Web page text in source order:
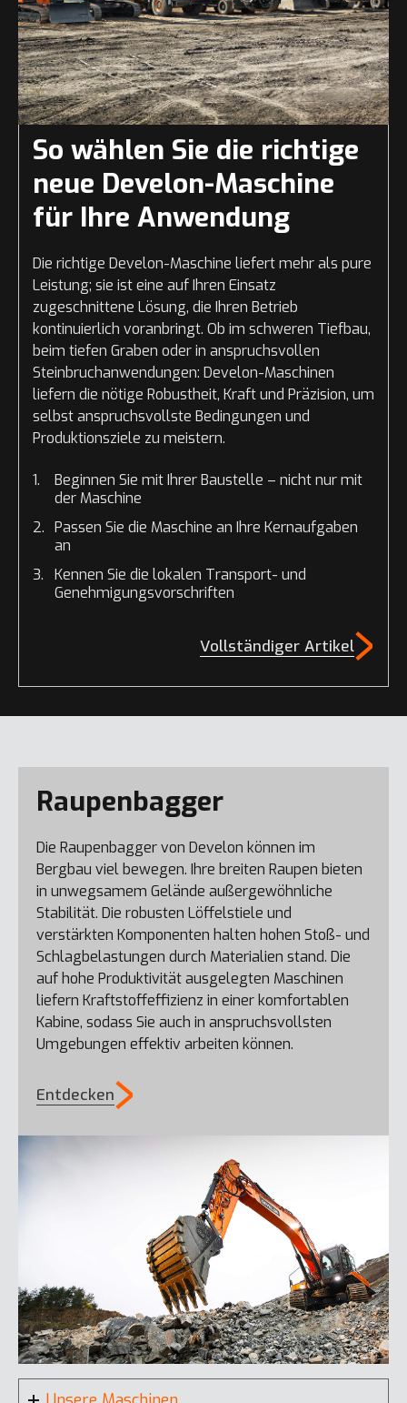
So wählen Sie die richtige
neue Develon-Maschine
für Ihre Anwendung
Die richtige Develon-Maschine liefert mehr als pure
Leistung; sie ist eine auf Ihren Einsatz
zugeschnittene Lösung, die Ihren Betrieb
kontinuierlich voranbringt. Ob im schweren Tiefbau,
beim tiefen Graben oder in anspruchsvollen
Steinbruchanwendungen: Develon-Maschinen
liefern die nötige Robustheit, Kraft und Präzision, um
selbst anspruchsvollste Bedingungen und
Produktionsziele zu meistern.
Beginnen Sie mit Ihrer Baustelle – nicht nur mit
der Maschine
Passen Sie die Maschine an Ihre Kernaufgaben
an
Kennen Sie die lokalen Transport- und
Genehmigungsvorschriften
Vollständiger Artikel
Raupenbagger
Die Raupenbagger von Develon können im
Bergbau viel bewegen. Ihre breiten Raupen bieten
in unwegsamem Gelände außergewöhnliche
Stabilität. Die robusten Löffelstiele und
verstärkten Komponenten halten hohen Stoß- und
Schlagbelastungen durch Materialien stand. Die
auf hohe Produktivität ausgelegten Maschinen
liefern Kraftstoffeffizienz in einer komfortablen
Kabine, sodass Sie auch in anspruchsvollsten
Umgebungen effektiv arbeiten können.
Entdecken